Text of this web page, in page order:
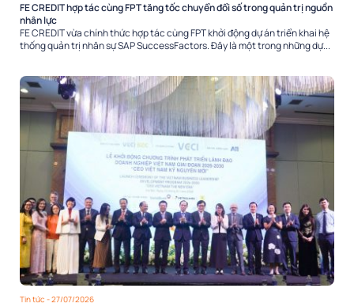
FE CREDIT hợp tác cùng FPT tăng tốc chuyển đổi số trong quản trị nguồn
nhân lực
FE CREDIT vừa chính thức hợp tác cùng FPT khởi động dự án triển khai hệ
thống quản trị nhân sự SAP SuccessFactors. Đây là một trong những dự...
Tin tức - 27/07/2026